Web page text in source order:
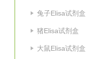
兔子Elisa试剂盒
猪Elisa试剂盒
大鼠Elisa试剂盒